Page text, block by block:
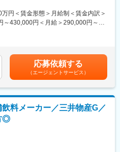
わります。
製品に関わる機会もあります。
れています。マーケティング部門や
、社内外の幅広いステークホルダー
進めます。
ご入社後、キリンビバレッジ株式会
ただくポジションとなります。
ッジ株式会社
品の販売
見区生麦1-17-1
務
ゼリー飲料、冷菓など)の応用開発
ーション開発や市場開発を用いて強
性4名／50代2名40代2名30代2名20
の植物油脂メーカー
円＜賃金形態＞月給制＜賃金内訳＞
～430,000円＜月給＞290,000円～
あり、選考を通じて上下する可能性
定手当を含めた表記です。
応募依頼する
（エージェントサービス）
料メーカー／三井物産G／
◎